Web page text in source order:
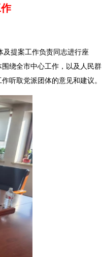
提案工作负责同志进行座
绕全市中心工作，以及人民群
听取党派团体的意见和建议。